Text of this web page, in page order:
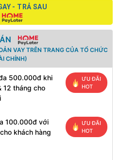
- TRẢ SAU
VAY TRÊN TRANG CỦA TỔ CHỨC
CHÍNH)
500.000đ khi
12 tháng cho
ƯU ĐÃI
HOT
100.000đ với
khách hàng
ƯU ĐÃI
HOT